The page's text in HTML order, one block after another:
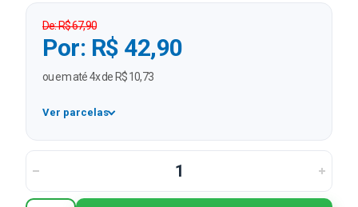
De: R$ 67,90
Por: R$ 42,90
ou em até 4x de R$ 10,73
Ver parcelas
1x R$ 42,90
3x R$ 14,30 sem juros